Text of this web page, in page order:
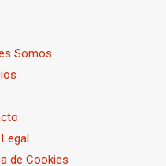
Somos
de Cookies